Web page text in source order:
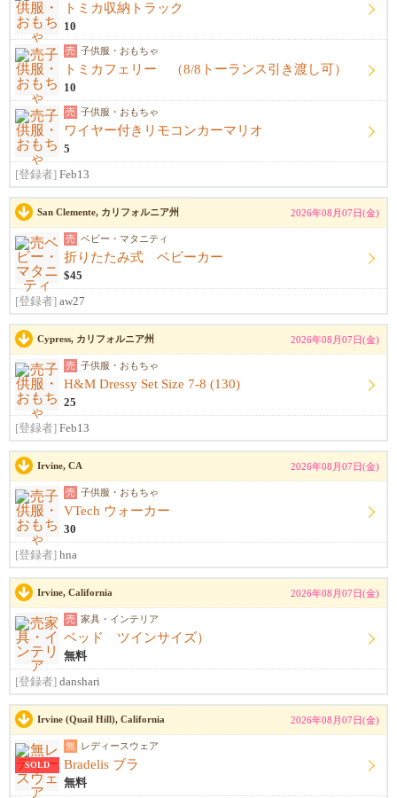
トミカ収納トラック
10
売 子供服・おもちゃ
トミカフェリー （8/8トーランス引き渡し可）
10
売 子供服・おもちゃ
ワイヤー付きリモコンカーマリオ
5
[登録者] Feb13
San Clemente, カリフォルニア州 2026年08月07日(金)
売 ベビー・マタニティ
折りたたみ式 ベビーカー
$45
[登録者] aw27
Cypress, カリフォルニア州 2026年08月07日(金)
売 子供服・おもちゃ
H&M Dressy Set Size 7-8 (130)
25
[登録者] Feb13
Irvine, CA 2026年08月07日(金)
売 子供服・おもちゃ
VTech ウォーカー
30
[登録者] hna
Irvine, California 2026年08月07日(金)
売 家具・インテリア
ベッド ツインサイズ）
無料
[登録者] danshari
Irvine (Quail Hill), California 2026年08月07日(金)
SOLD
無 レディースウェア
Bradelis ブラ
無料